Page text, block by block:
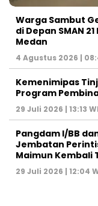
Warga Sambut
di Depan SMAN
Medan
4 Agustus 2026 |
Kemenimipas
Program
29 Juli 2026 | 13:13
Pangdam I/BB
Jembatan
Maimun Kembali
29 Juli 2026 | 12:04